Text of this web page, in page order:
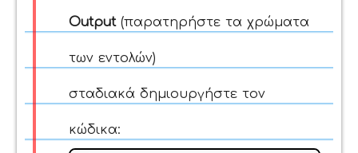
Output(παρατηρήστε τα χρώματα
των εντολών)
σταδιακά δημιουργήστε τον
κώδικα: